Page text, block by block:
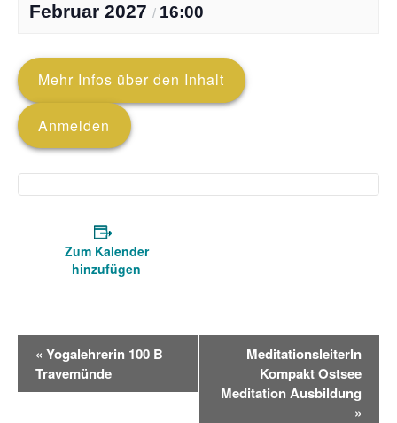
Februar 2027 / 16:00
Mehr Infos über den Inhalt
Anmelden
Zum Kalender
hinzufügen
r
« Yogalehrerin 100 B
Travemünde
MeditationsleiterIn
Kompakt Ostsee
Meditation Ausbildung
»